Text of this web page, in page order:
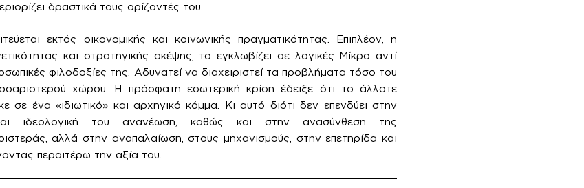
δραστικά τους ορίζοντές του.
εκτός οικονομικής και κοινωνικής πραγματικότητας. Επιπλέον, η
και στρατηγικής σκέψης, το εγκλωβίζει σε λογικές Μίκρο αντί
φιλοδοξίες της. Αδυνατεί να διαχειριστεί τα προβλήματα τόσο του
χώρου. Η πρόσφατη εσωτερική κρίση έδειξε ότι το άλλοτε
ένα «ιδιωτικό» και αρχηγικό κόμμα. Κι αυτό διότι δεν επενδύει στην
και ιδεολογική του ανανέωση, καθώς και στην ανασύνθεση της
αλλά στην αναπαλαίωση, στους μηχανισμούς, στην επετηρίδα και
περαιτέρω την αξία του.